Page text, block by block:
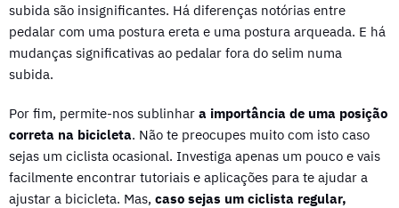
subida são insignificantes. Há diferenças notórias entre
pedalar com uma postura ereta e uma postura arqueada. E há
mudanças significativas ao pedalar fora do selim numa
subida.
Por fim, permite-nos sublinhar a importância de uma posição
correta na bicicleta. Não te preocupes muito com isto caso
sejas um ciclista ocasional. Investiga apenas um pouco e vais
facilmente encontrar tutoriais e aplicações para te ajudar a
ajustar a bicicleta. Mas, caso sejas um ciclista regular,